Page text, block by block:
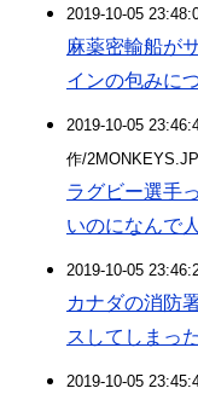
2019-10-05
麻薬密輸船が
インの包みに
2019-10-05
作/2MONKEYS.JP
ラグビー選手
いのになんで
2019-10-05
カナダの消防
スしてしまっ
2019-10-05